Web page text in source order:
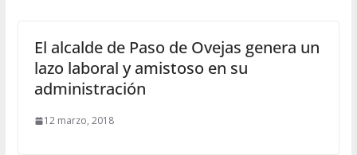
El alcalde de Paso de Ovejas genera un
lazo laboral y amistoso en su
administración
12 marzo, 2018